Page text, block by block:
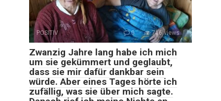
POSITIV 0 716 views
Zwanzig Jahre lang habe ich mich
um sie gekümmert und geglaubt,
dass sie mir dafür dankbar sein
würde. Aber eines Tages hörte ich
zufällig, was sie über mich sagte.